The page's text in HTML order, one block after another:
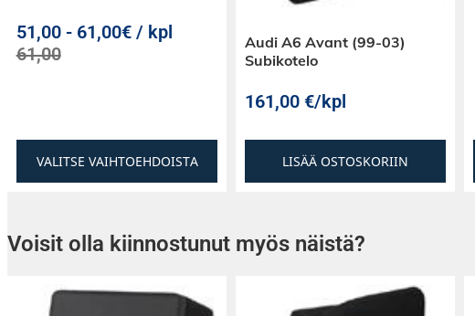
51,00- 61,00€ / kpl
61,00
VALITSE VAIHTOEHDOISTA
Audi A6 Avant (99-03)
Subikotelo
161,00 €/kpl
LISÄÄ OSTOSKORIIN
Voisit olla kiinnostunut myös näistä?